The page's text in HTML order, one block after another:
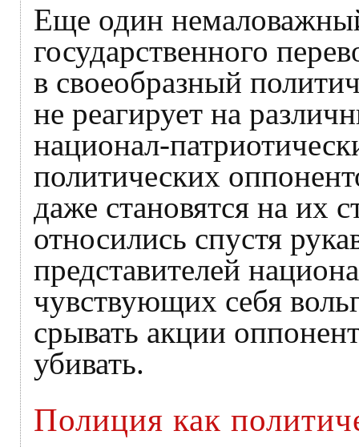
Еще один
государственного
в своеобразный
не реагирует на
национал-
политических
даже становятся на их
относились спустя
представителей
чувствующих себя
срывать акции
убивать.
Полиция как